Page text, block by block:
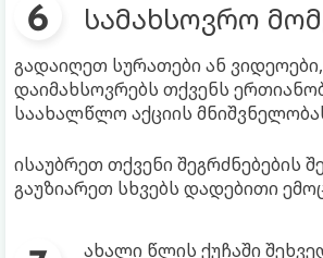
სამახსოვრო
გადაიღეთ სურათები ან
დაიმახსოვრებს თქვენს
საახალწლო აქციის
ისაუბრეთ თქვენი შეგრძნებების
გაუზიარეთ სხვებს დადებითი
ახალი წლის ქუჩაში